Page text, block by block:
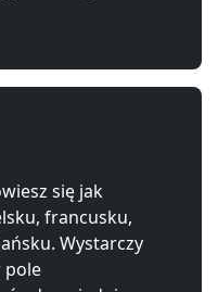
się jak
francusku,
Wystarczy
pole